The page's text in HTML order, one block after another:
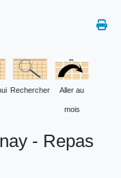
Rechercher Aller au
mois
- Repas